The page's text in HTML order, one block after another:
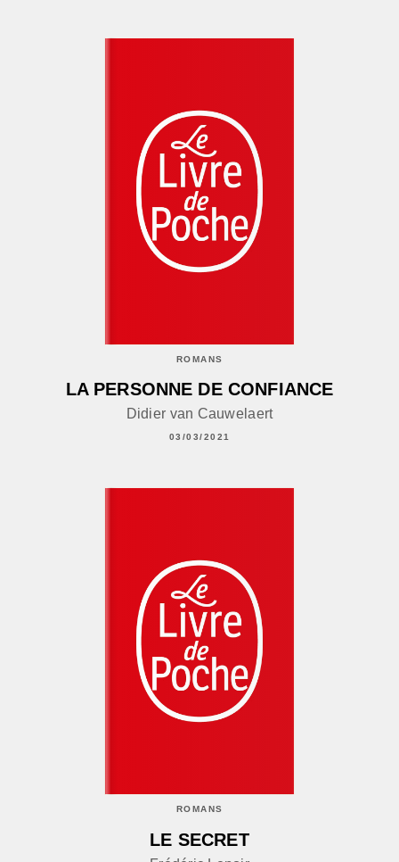
ROMANS
LA PERSONNE DE CONFIANCE
Didier van Cauwelaert
03/03/2021
ROMANS
LE SECRET